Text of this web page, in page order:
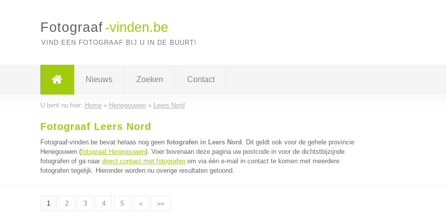
Fotograaf -vinden.be
VIND EEN FOTOGRAAF BIJ U IN DE BUURT!
Nieuws Zoeken Contact
U bent nu hier: Home» Henegouwen» Leers Nord
Fotograaf Leers Nord
Fotograaf-vinden.be bevat helaas nog geen fotografen in Leers Nord . Dit geldt ook voor de gehele provincie
Henegouwen (fotograaf Henegouwen). Voer bovenaan deze pagina uw postcode in voor de dichtstbijzijnde
fotografen of ga naar direct contact met fotografenom via één e-mail in contact te komen met meerdere
fotografen tegelijk. Hieronder worden nu overige resultaten getoond.
1 2 3 4 5 » »»